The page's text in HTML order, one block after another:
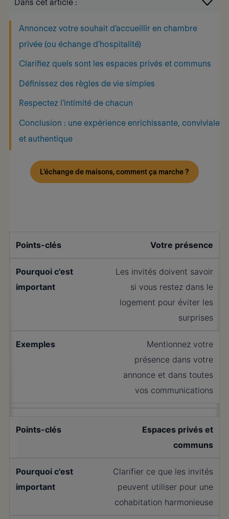
Dans cet article :
Annoncez votre souhait d’accueillir en chambre
privée (ou échange d’hospitalité)
Clarifiez quels sont les espaces privés et communs
Définissez des règles de vie simples
Respectez l’intimité de chacun
Conclusion : une expérience enrichissante, conviviale
et authentique
L'échange de maisons, comment ça marche ?
Votre présence
Les invités doivent savoir
si vous restez dans le
logement pour éviter les
surprises
Mentionnez votre
présence dans votre
annonce et dans toutes
vos communications
Espaces privés et
communs
Clarifier ce que les invités
peuvent utiliser pour une
cohabitation harmonieuse